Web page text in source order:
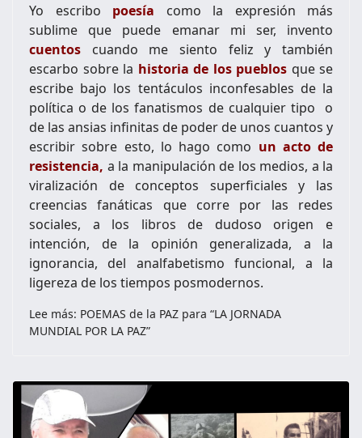
Yo escribo poesía como la expresión más
sublime que puede emanar mi ser, invento
cuentos cuando me siento feliz y también
escarbo sobre la historia de los pueblos que se
escribe bajo los tentáculos inconfesables de la
política o de los fanatismos de cualquier tipo o
de las ansias infinitas de poder de unos cuantos y
escribir sobre esto, lo hago como un acto de
resistencia, a la manipulación de los medios, a la
viralización de conceptos superficiales y las
creencias fanáticas que corre por las redes
sociales, a los libros de dudoso origen e
intención, de la opinión generalizada, a la
ignorancia, del analfabetismo funcional, a la
ligereza de los tiempos posmodernos.
Lee más: POEMAS de la PAZ para “LA JORNADA
MUNDIAL POR LA PAZ”